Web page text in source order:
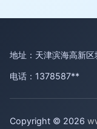
地址：天津滨海高新
电话：1378587**
Copyright © 2026